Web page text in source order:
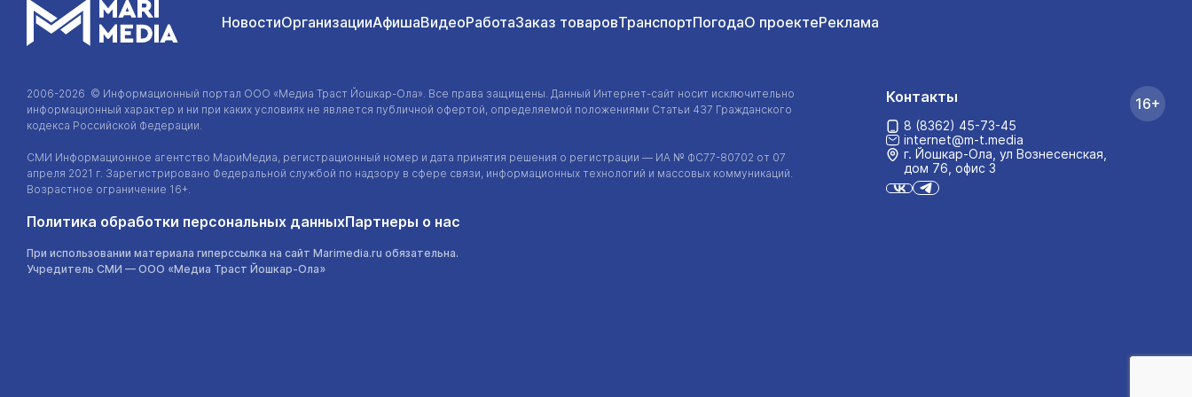
НовостиОрганизацииАфишаВидеоРаботаЗаказ товаровТранспортПогодаО проектеРеклама
2006-2026 © Информационный портал ООО «Медиа Траст Йошкар-Ола». Все права защищены. Данный Интернет-сайт носит исключительно
информационный характер и ни при каких условиях не является публичной офертой, определяемой положениями Статьи 437 Гражданского
кодекса Российской Федерации.
СМИ Информационное агентство МариМедиа, регистрационный номер и дата принятия решения о регистрации — ИА № ФС77-80702 от 07
апреля 2021 г. Зарегистрировано Федеральной службой по надзору в сфере связи, информационных технологий и массовых коммуникаций.
Возрастное ограничение 16+.
Политика обработки персональных данныхПартнеры о нас
При использовании материала гиперссылка на сайт Marimedia.ru обязательна.
Учредитель СМИ — ООО «Медиа Траст Йошкар-Ола»
Контакты
8 (8362) 45-73-45
internet@m-t.media
г. Йошкар‑Ола, ул Вознесенская,
дом 76, офис 3
16+